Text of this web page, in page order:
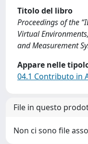
Titolo del libro
Proceedings of the
Virtual
and Measurement
Appare nelle
04.1 Contributo in
File in questo
Non ci sono file